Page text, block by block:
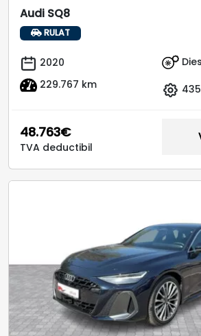
Audi SQ8
RULAT
2020
229.767 km
48.763€
TVA deductibil